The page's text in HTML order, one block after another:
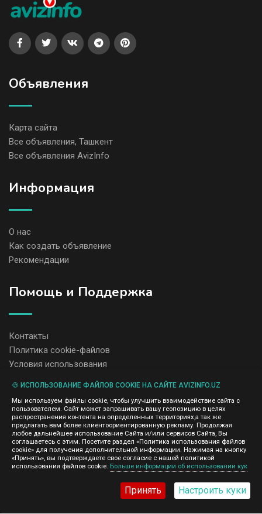
Объявления
Карта сайта
Все объявления, Ташкент
Все объявления AvizInfo
Информация
О нас
Как создать объявление
Рекомендации
Помощь и Поддержка
Контакты
Политика cookie-файлов
Условия использования
содержание размещенных объявлений.
Мы ценим конфиденциальность наших пользователей. Мы не
передаем и не продаем личную информацию зарегистрированных
пользователей AvizInfo.uz третьим лицам. Мы не отвечаем за
правила конфиденциальности сайтов на которые ссылается
AvizInfo.uz. На некоторых страницах нашего сайта представлена
реклама Google Adsense Advertising Network. Чтобы узнать
подробней о правилах конфиденциальности Googleнажмите тут
🍪 ИСПОЛЬЗОВАНИЕ ФАЙЛОВ COOKIE НА САЙТЕ AVIZINFO.UZ
Мы используем файлы cookie, чтобы улучшить взаимодействие сайта с
пользователем. Сайт может запрашивать вашу геопозицию в целях
распространения контента на определенных территориях,а так же
предлагать вам более клиентоориентированную рекламу. Продолжая
любое дальнейшее использование Сайта и/или сервисов Сайта, Вы
соглашаетесь с этим. Посетите раздел «Политика использования файлов
cookie» для получения дополнительной информации. Нажимая на кнопку
«Принять», вы подтверждаете свое согласие с нашей политикой
использования файлов cookie. Больше информации об использовании кук
Принять Настроить куки